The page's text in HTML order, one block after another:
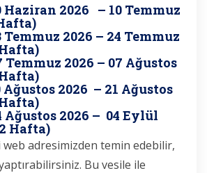
Haziran 2026 – 10 Temmuz
Temmuz 2026 – 24 Temmuz
Temmuz 2026 – 07 Ağustos
Ağustos 2026 – 21 Ağustos
Ağustos 2026 – 04 Eylül
web adresimizden temin edebilir,
yaptırabilirsiniz. Bu vesile ile